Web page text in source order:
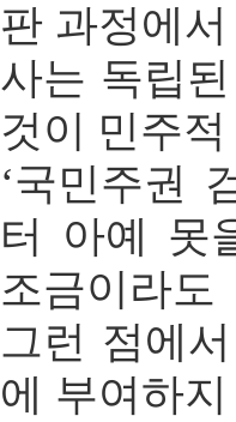
판 과정에
사는 독립
것이 민주
‘국민주권
터 아예 못
조금이라
그런 점에
에 부여하